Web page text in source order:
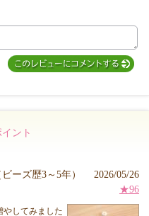
ント
ビーズ歴3～5年） 2026/05/26
★96
やしてみました